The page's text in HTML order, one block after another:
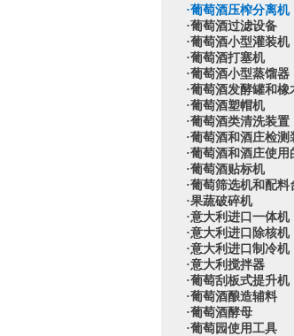
·葡萄酒压榨分离机
·葡萄酒过滤设备
·葡萄酒小型灌装机
·葡萄酒打塞机
·葡萄酒小型蒸馏器
·葡萄酒发酵罐和橡
·葡萄酒塑帽机
·葡萄酒类清洗装置
·葡萄酒和酒庄检测
·葡萄酒和酒庄使用
·葡萄酒贴标机
·葡萄筛选机和配料
·果蔬破碎机
·意大利进口一体机
·意大利进口除核机
·意大利进口制冷机
·意大利搅拌器
·葡萄刮板式提升机
·葡萄酒酿造辅料
·葡萄酒酵母
·葡萄园使用工具